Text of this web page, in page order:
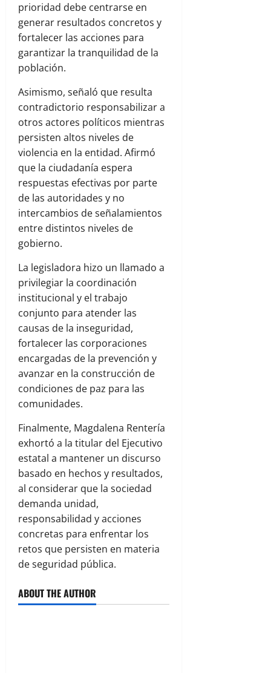
prioridad debe centrarse en
generar resultados concretos y
fortalecer las acciones para
garantizar la tranquilidad de la
población.
Asimismo, señaló que resulta
contradictorio responsabilizar a
otros actores políticos mientras
persisten altos niveles de
violencia en la entidad. Afirmó
que la ciudadanía espera
respuestas efectivas por parte
de las autoridades y no
intercambios de señalamientos
entre distintos niveles de
gobierno.
La legisladora hizo un llamado a
privilegiar la coordinación
institucional y el trabajo
conjunto para atender las
causas de la inseguridad,
fortalecer las corporaciones
encargadas de la prevención y
avanzar en la construcción de
condiciones de paz para las
comunidades.
Finalmente, Magdalena Rentería
exhortó a la titular del Ejecutivo
estatal a mantener un discurso
basado en hechos y resultados,
al considerar que la sociedad
demanda unidad,
responsabilidad y acciones
concretas para enfrentar los
retos que persisten en materia
de seguridad pública.
ABOUT THE AUTHOR